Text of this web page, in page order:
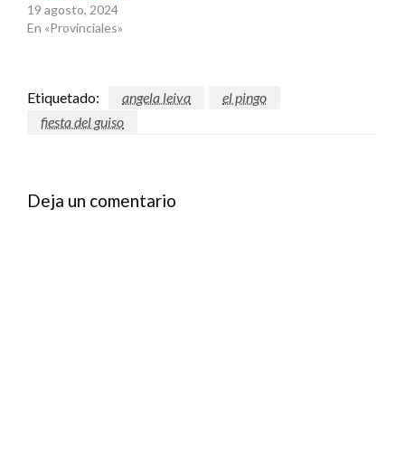
19 agosto, 2024
En «Provinciales»
Etiquetado: angela leiva
el pingo
fiesta del guiso
Deja un comentario